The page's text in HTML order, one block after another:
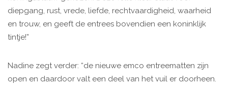
diepgang, rust, vrede, liefde, rechtvaardigheid, waarheid
en trouw, en geeft de entrees bovendien een koninklijk
tintje!”
Nadine zegt verder: “de nieuwe emco entreematten zijn
open en daardoor valt een deel van het vuil er doorheen.